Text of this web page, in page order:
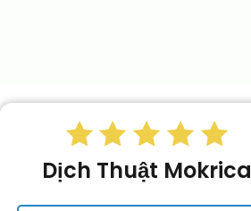
Dịch Thuật Mokrica